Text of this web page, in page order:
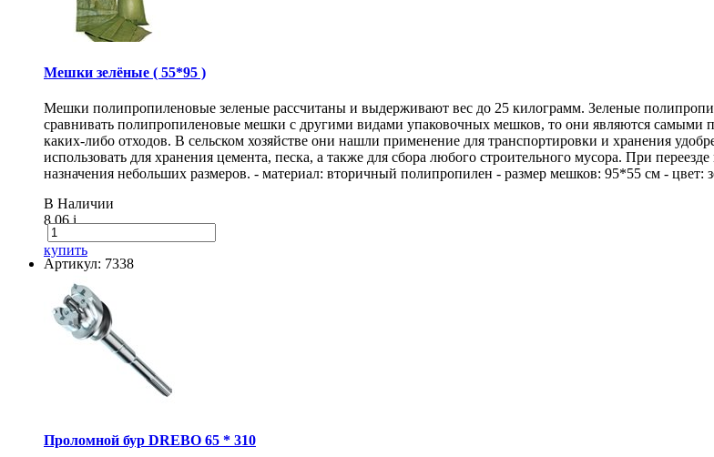
Мешки зелёные ( 55*95 )
Мешки полипропиленовые зеленые рассчитаны и выдерживают вес до 25 килограмм. Зеленые
сравнивать полипропиленовые мешки с другими видами упаковочных мешков, то они являются
каких-либо отходов. В сельском хозяйстве они нашли применение для транспортировки и хранения
использовать для хранения цемента, песка, а также для сбора любого строительного мусора. При
назначения небольших размеров. - материал: вторичный полипропилен - размер мешков: 95*55 см - цвет:
В Наличии
8.06i
купить
Артикул: 7338
Проломной бур DREBO 65 * 310